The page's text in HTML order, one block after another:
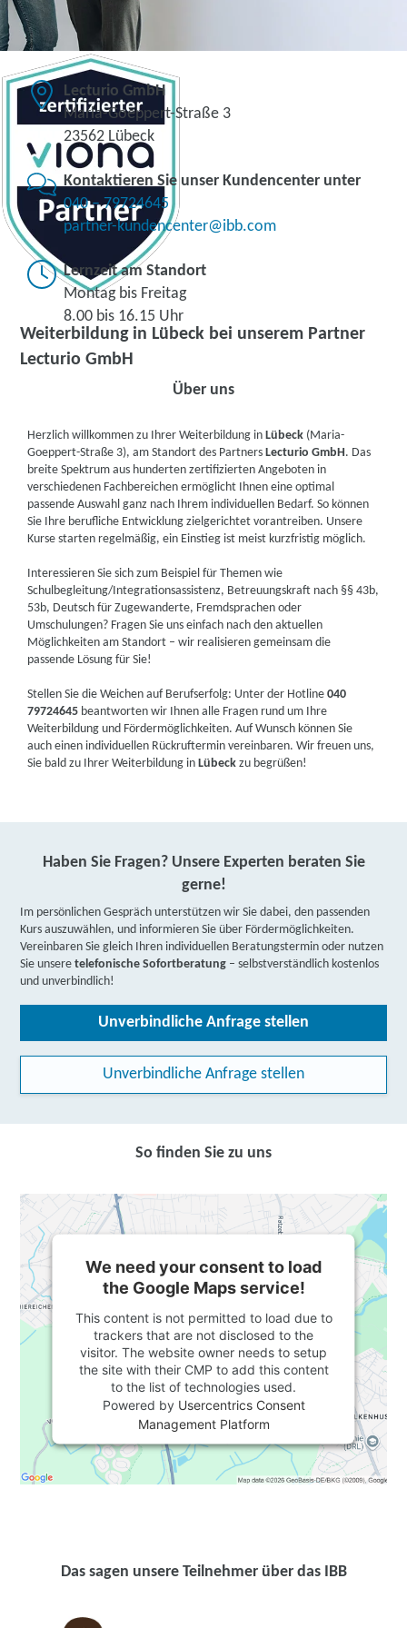
Weiterbildung in Lübeck bei unserem Partner
Lecturio GmbH
Lecturio GmbH
Maria-Goeppert-Straße 3
23562 Lübeck
Kontaktieren Sie unser Kundencenter unter
040 – 79724645
partner-kundencenter@ibb.com
Lernzeit am Standort
Montag bis Freitag
8.00 bis 16.15 Uhr
Über uns
Herzlich willkommen zu Ihrer Weiterbildung inLübeck (Maria-
Goeppert-Straße 3), am Standort des PartnersLecturio GmbH. Das
breite Spektrum aus hunderten zertifizierten Angeboten in
verschiedenen Fachbereichen ermöglicht Ihnen eine optimal
passende Auswahl ganz nach Ihrem individuellen Bedarf. So können
Sie Ihre berufliche Entwicklung zielgerichtet vorantreiben. Unsere
Kurse starten regelmäßig, ein Einstieg ist meist kurzfristig möglich.
Interessieren Sie sich zum Beispiel für Themen wie
Schulbegleitung/Integrationsassistenz, Betreuungskraft nach §§ 43b,
53b, Deutsch für Zugewanderte, Fremdsprachen oder
Umschulungen? Fragen Sie uns einfach nach den aktuellen
Möglichkeiten am Standort – wir realisieren gemeinsam die
passende Lösung für Sie!
Stellen Sie die Weichen auf Berufserfolg: Unter der Hotline040
79724645 beantworten wir Ihnen alle Fragen rund um Ihre
Weiterbildung und Fördermöglichkeiten. Auf Wunsch können Sie
auch einen individuellen Rückruftermin vereinbaren. Wir freuen uns,
Sie bald zu Ihrer Weiterbildung inLübeck zu begrüßen!
Haben Sie Fragen? Unsere Experten beraten Sie
gerne!
Im persönlichen Gespräch unterstützen wir Sie dabei, den passenden
Kurs auszuwählen, und informieren Sie über Fördermöglichkeiten.
Vereinbaren Sie gleich Ihren individuellen Beratungstermin oder nutzen
Sie unseretelefonische Sofortberatung – selbstverständlich kostenlos
und unverbindlich!
Unverbindliche Anfrage stellen
Unverbindliche Anfrage stellen
So finden Sie zu uns
We need your consent to load
the Google Maps service!
This content is not permitted to load due to
trackers that are not disclosed to the
visitor. The website owner needs to setup
the site with their CMP to add this content
to the list of technologies used.
Powered by Usercentrics Consent
Management Platform
Das sagen unsere Teilnehmer über das IBB